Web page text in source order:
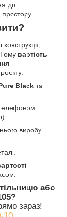
до
Тому вартість
Black та
виробу
або
зараз!
10